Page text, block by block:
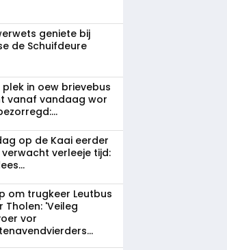
geniete bij
de Schuifdeure
plek in oew brievebus
vanaf vandaag wor
op de Kaai eerder
verleeje tijd:
om trugkeer Leutbus
Tholen: 'Veileg
vor